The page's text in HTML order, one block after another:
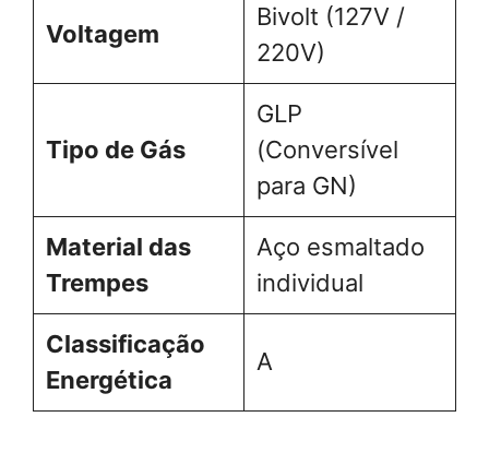
Voltagem
Bivolt (127V /
220V)
Tipo de Gás
GLP
(Conversível
para GN)
Material das
Trempes
Aço esmaltado
individual
Classificação
Energética
A